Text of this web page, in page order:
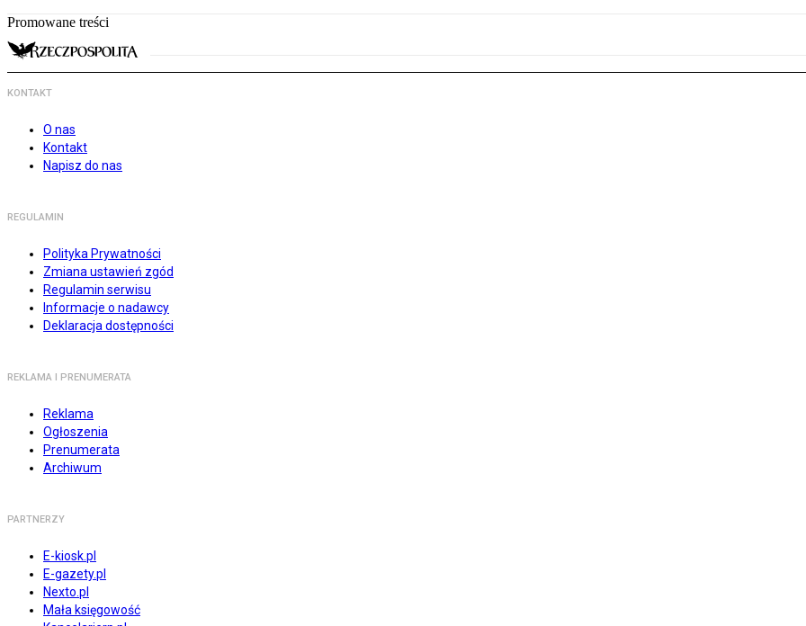
Promowane treści
KONTAKT
O nas
Kontakt
Napisz do nas
REGULAMIN
Polityka Prywatności
Zmiana ustawień zgód
Regulamin serwisu
Informacje o nadawcy
Deklaracja dostępności
REKLAMA I PRENUMERATA
Reklama
Ogłoszenia
Prenumerata
Archiwum
PARTNERZY
E-kiosk.pl
E-gazety.pl
Nexto.pl
Mała księgowość